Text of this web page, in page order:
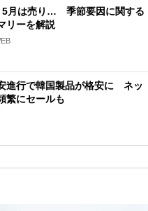
5月は売り… 季節要因に関する
リーを解説
進行で韓国製品が格安に ネッ
繁にセールも